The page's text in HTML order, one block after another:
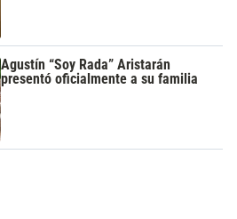
Agustín “Soy Rada” Aristarán
presentó oficialmente a su familia